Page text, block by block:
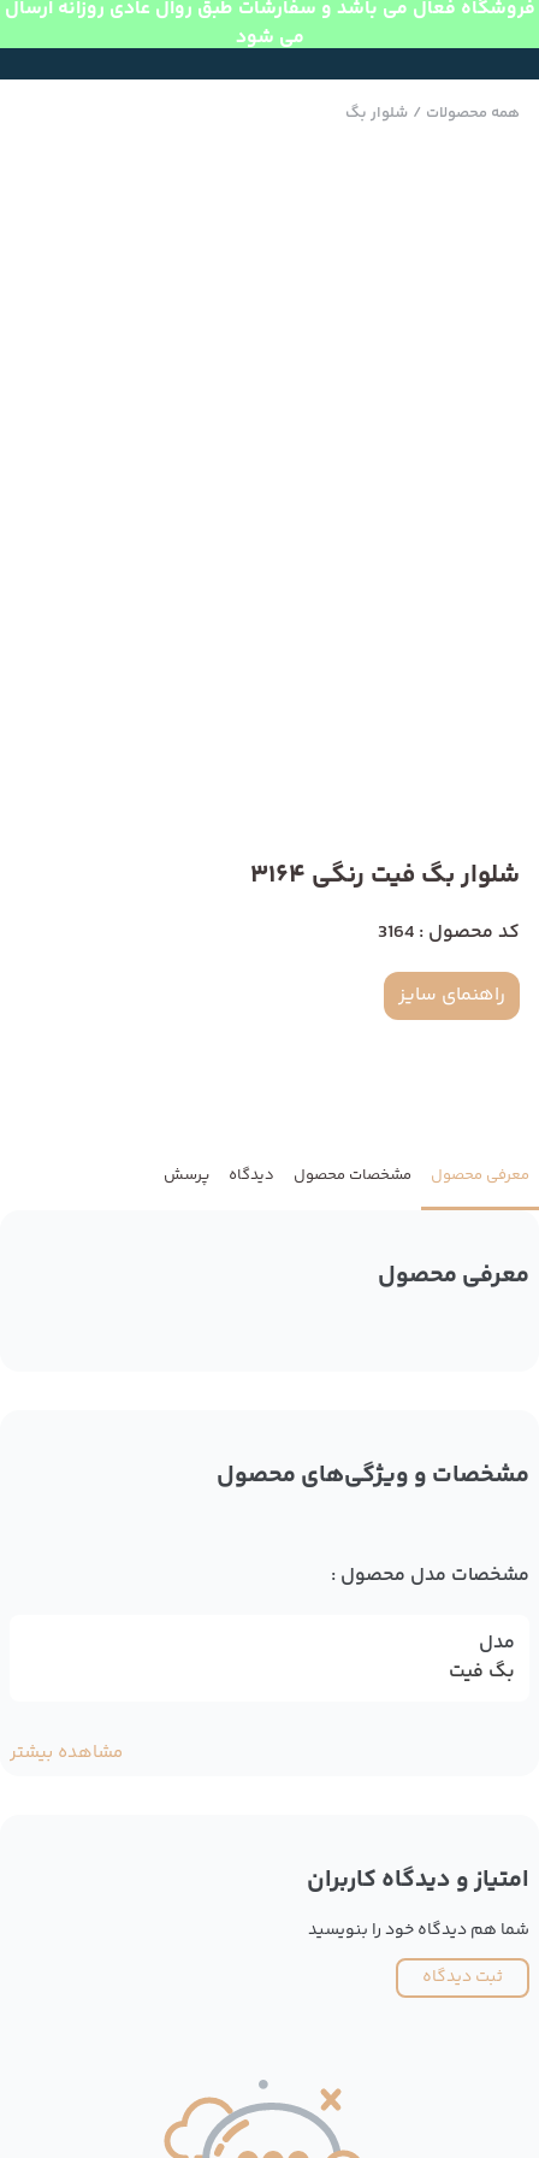
فروشگاه فعال می باشد و سفارشات طبق روال عادی روزانه ارسال
می شود
همه محصولات / شلوار بگ
شلوار بگ فیت رنگی 3164
کد محصول : 3164
راهنمای سایز
معرفی محصول مشخصات محصول دیدگاه پرسش
معرفی محصول
مشخصات و ویژگی‌های محصول
مشخصات مدل محصول :
مدل
بگ فیت
مشاهده بیشتر
امتیاز و دیدگاه کاربران
شما هم دیدگاه خود را بنویسید
ثبت دیدگاه